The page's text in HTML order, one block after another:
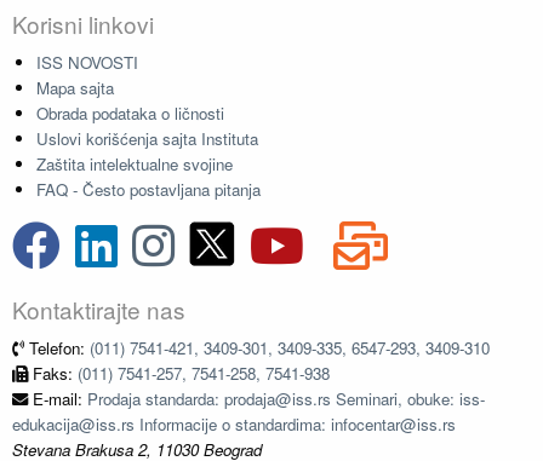
Korisni linkovi
ISS NOVOSTI
Mapa sajta
Obrada podataka o ličnosti
Uslovi korišćenja sajta Instituta
Zaštita intelektualne svojine
FAQ - Često postavljana pitanja
Kontaktirajte nas
Telefon: (011) 7541-421, 3409-301, 3409-335, 6547-293, 3409-310
Faks: (011) 7541-257, 7541-258, 7541-938
E-mail: Prodaja standarda: prodaja@iss.rs Seminari, obuke: iss-
edukacija@iss.rs Informacije o standardima: infocentar@iss.rs
Stevana Brakusa 2, 11030 Beograd